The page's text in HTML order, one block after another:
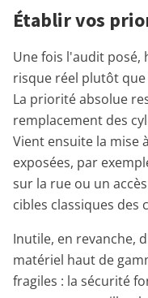
Établir vos
Une fois l'audit posé,
risque réel plutôt
La priorité absolue
remplacement des
Vient ensuite la mise
exposées, par
sur la rue ou un
cibles classiques des
Inutile, en revanche,
matériel haut de
fragiles : la sécurité